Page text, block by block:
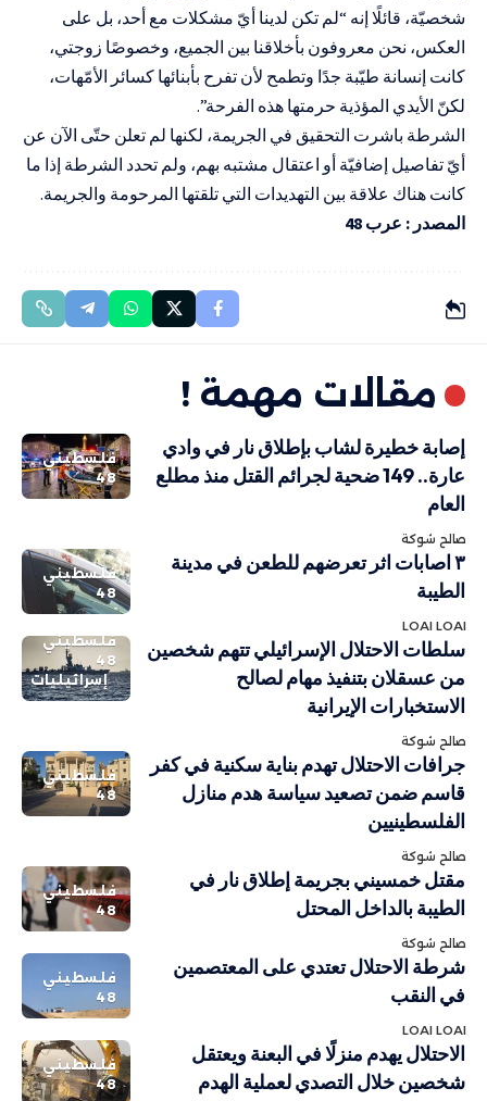
شخصيّة، قائلًا إنه “لم تكن لدينا أيّ مشكلات مع أحد، بل على
العكس، نحن معروفون بأخلاقنا بين الجميع، وخصوصًا زوجتي،
كانت إنسانة طيّبة جدًا وتطمح لأن تفرح بأبنائها كسائر الأمّهات،
لكنّ الأيدي المؤذية حرمتها هذه الفرحة”.
الشرطة باشرت التحقيق في الجريمة، لكنها لم تعلن حتّى الآن عن
أيّ تفاصيل إضافيّة أو اعتقال مشتبه بهم، ولم تحدد الشرطة إذا ما
كانت هناك علاقة بين التهديدات التي تلقتها المرحومة والجريمة.
المصدر : عرب 48
مقالات مهمة !
فلسطيني
48
إصابة خطيرة لشاب بإطلاق نار في وادي
عارة.. 149 ضحية لجرائم القتل منذ مطلع
العام
صالح شوكة
فلسطيني
48
٣ اصابات اثر تعرضهم للطعن في مدينة
الطيبة
LOAI LOAI
فلسطيني
48
إسرائيليات
سلطات الاحتلال الإسرائيلي تتهم شخصين
من عسقلان بتنفيذ مهام لصالح
الاستخبارات الإيرانية
صالح شوكة
فلسطيني
48
جرافات الاحتلال تهدم بناية سكنية في كفر
قاسم ضمن تصعيد سياسة هدم منازل
الفلسطينيين
صالح شوكة
فلسطيني
48
مقتل خمسيني بجريمة إطلاق نار في
الطيبة بالداخل المحتل
صالح شوكة
فلسطيني
48
شرطة الاحتلال تعتدي على المعتصمين
في النقب
LOAI LOAI
فلسطيني
48
الاحتلال يهدم منزلًا في البعنة ويعتقل
شخصين خلال التصدي لعملية الهدم